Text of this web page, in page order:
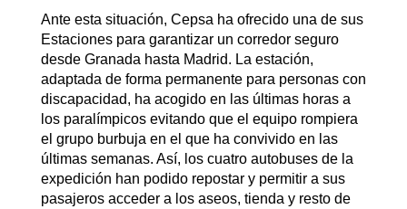
Ante esta situación, Cepsa ha ofrecido una de sus
Estaciones para garantizar un corredor seguro
desde Granada hasta Madrid. La estación,
adaptada de forma permanente para personas con
discapacidad, ha acogido en las últimas horas a
los paralímpicos evitando que el equipo rompiera
el grupo burbuja en el que ha convivido en las
últimas semanas. Así, los cuatro autobuses de la
expedición han podido repostar y permitir a sus
pasajeros acceder a los aseos, tienda y resto de